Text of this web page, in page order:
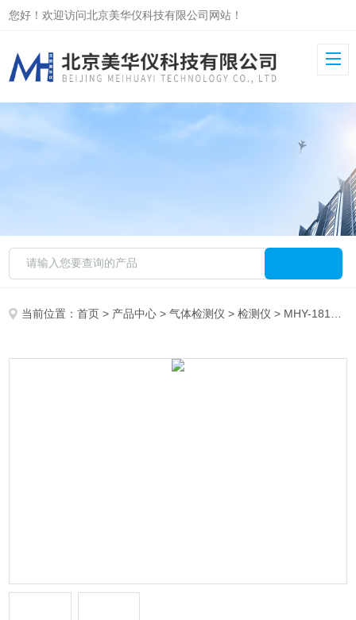
您好！欢迎访问北京美华仪科技有限公司网站！
当前位置：首页 > 产品中心 >气体检测仪 >检测仪 > MHY-18187气体传感器 智能型有毒气体检测模块